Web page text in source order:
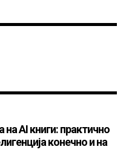
AI книги: практично
конечно и на